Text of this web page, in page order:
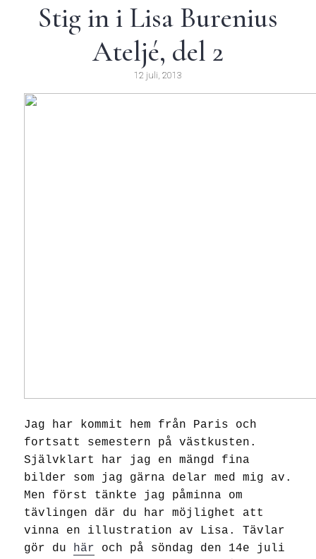
Stig in i Lisa Burenius
Ateljé, del 2
12 juli, 2013
Jag har kommit hem från Paris och
fortsatt semestern på västkusten.
Självklart har jag en mängd fina
bilder som jag gärna delar med mig av.
Men först tänkte jag påminna om
tävlingen där du har möjlighet att
vinna en illustration av Lisa. Tävlar
gör du här och på söndag den 14e juli